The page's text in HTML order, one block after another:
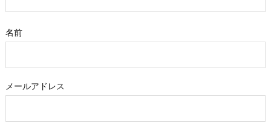
名前
メールアドレス